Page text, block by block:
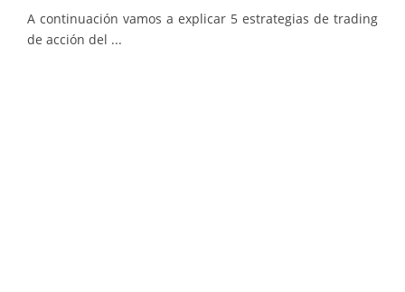
A continuación vamos a explicar 5 estrategias de trading
de acción del ...